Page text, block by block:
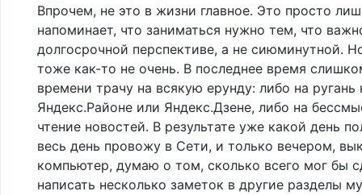
Впрочем, не это в жизни главное. Это просто
напоминает, что заниматься нужно тем, что
долгосрочной перспективе, а не сиюминутной.
тоже как-то не очень. В последнее время
времени трачу на всякую ерунду: либо на ругань
Яндекс.Районе или Яндекс.Дзене, либо на
чтение новостей. В результате уже какой день
весь день провожу в Сети, и только вечером,
компьютер, думаю о том, сколько всего мог бы
написать несколько заметок в другие разделы